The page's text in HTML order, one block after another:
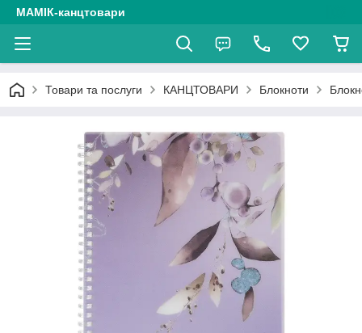
МАМІК-канцтовари
Товари та послуги КАНЦТОВАРИ Блокноти